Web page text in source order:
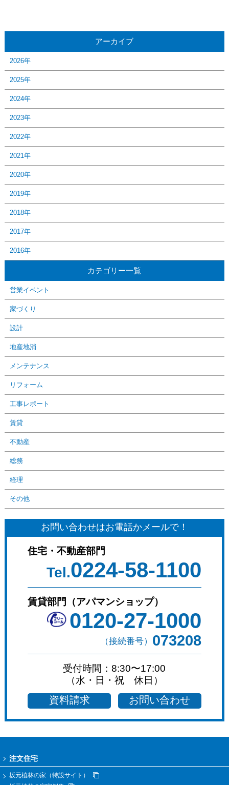
アーカイブ
2026年
2025年
2024年
2023年
2022年
2021年
2020年
2019年
2018年
2017年
2016年
カテゴリー一覧
営業イベント
家づくり
設計
地産地消
メンテナンス
リフォーム
工事レポート
賃貸
不動産
総務
経理
その他
お問い合わせはお電話かメールで！
住宅・不動産部門
Tel.0224-58-1100
賃貸部門（アパマンショップ）
0120-27-1000
（接続番号） 073208
受付時間：8:30〜17:00
（水・日・祝 休日）
資料請求 お問い合わせ
注文住宅
坂元植林の家（特設サイト）